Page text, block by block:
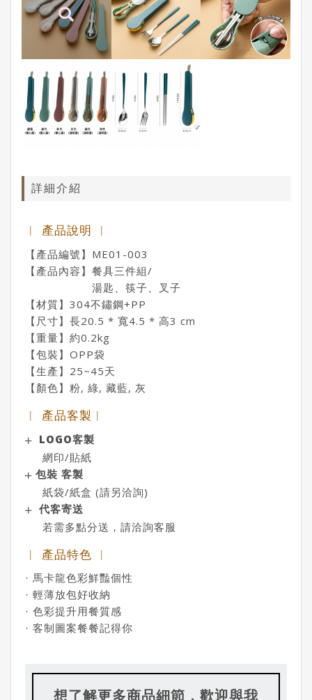
詳細介紹
︱ 產品說明 ︱
【產品編號】ME01-003
【產品內容】餐具三件組/
湯匙、筷子、叉子
【材質】304不鏽鋼+PP
【尺寸】長20.5 * 寬4.5 * 高3 cm
【重量】約0.2kg
【包裝】OPP袋
【生產】25~45天
【顏色】粉, 綠, 藏藍, 灰
︱ 產品客製︱
LOGO客製
網印/貼紙
包裝 客製
紙袋/紙盒 (請另洽詢)
代客寄送
若需多點分送，請洽詢客服
︱ 產品特色 ︱
· 馬卡龍色彩鮮豔個性
· 輕薄放包好收納
· 色彩提升用餐質感
· 客制圖案餐餐記得你
想了解更多商品細節，歡迎與我